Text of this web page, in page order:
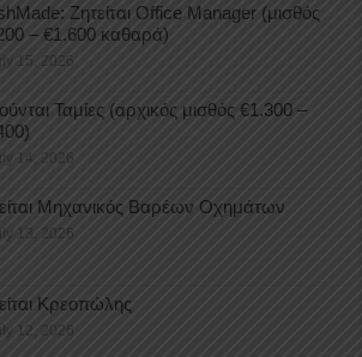
Ζητείται Office Manager (μισθός
– €1.600 καθαρά)
15, 2026
Ταμίες (αρχικός μισθός €1.300 –
14, 2026
Μηχανικός Βαρέων Οχημάτων
13, 2026
Κρεοπώλης
12, 2026